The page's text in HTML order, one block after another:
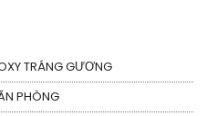
TRÁNG GƯƠNG
PHÒNG